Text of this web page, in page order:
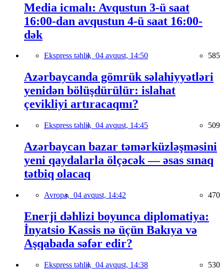
Media icmalı: Avqustun 3-ü saat
16:00-dan avqustun 4-ü saat 16:00-
dək
Ekspress təhlil, 04 avqust, 14:50 585
Azərbaycanda gömrük səlahiyyətləri
yenidən bölüşdürülür: islahat
çevikliyi artıracaqmı?
Ekspress təhlil, 04 avqust, 14:45 509
Azərbaycan bazar təmərküzləşməsini
yeni qaydalarla ölçəcək — əsas sınaq
tətbiq olacaq
Avropa, 04 avqust, 14:42 470
Enerji dəhlizi boyunca diplomatiya:
İnyatsio Kassis nə üçün Bakıya və
Aşqabada səfər edir?
Ekspress təhlil, 04 avqust, 14:38 530